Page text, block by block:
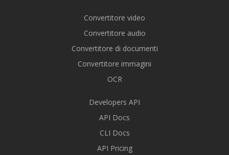
Convertitore video
Convertitore audio
Convertitore di documenti
Convertitore immagini
OCR
Developers API
API Docs
CLI Docs
API Pricing